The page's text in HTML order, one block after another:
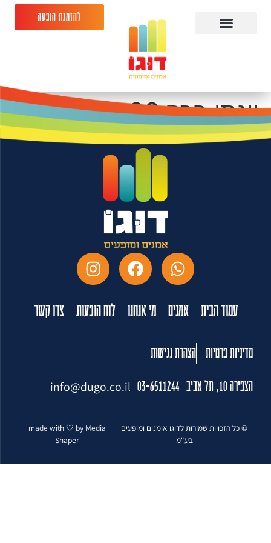
להזמנת הופעה
יונתן ברק 18.09.26
היכל התרבות ראשון
עמוד הבית אמנים מי אנחנו לוח הופעות צרו קשר
מדיניות פרטיות הצהרת נגישות
הצפירה 10, תל אביב 03-6511244
info@dugo.co.il
© כל הזכויות שמורות לדוגו אומנים ומופעים
בע"מ
made with 🤍 by Media
Shaper